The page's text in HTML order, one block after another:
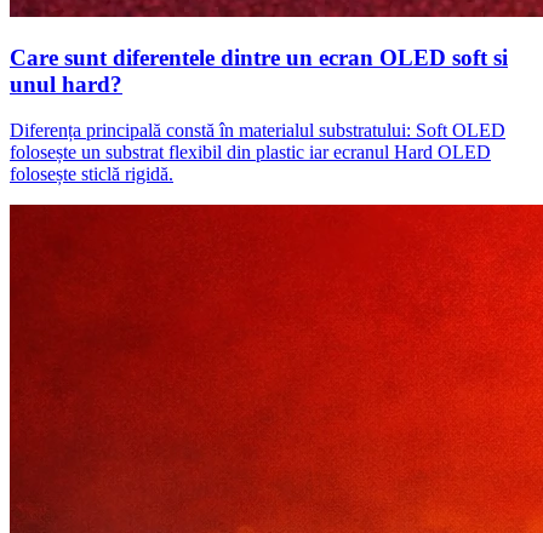
Care sunt diferentele dintre un ecran OLED soft si
unul hard?
Diferența principală constă în materialul substratului: Soft OLED
folosește un substrat flexibil din plastic iar ecranul Hard OLED
folosește sticlă rigidă.